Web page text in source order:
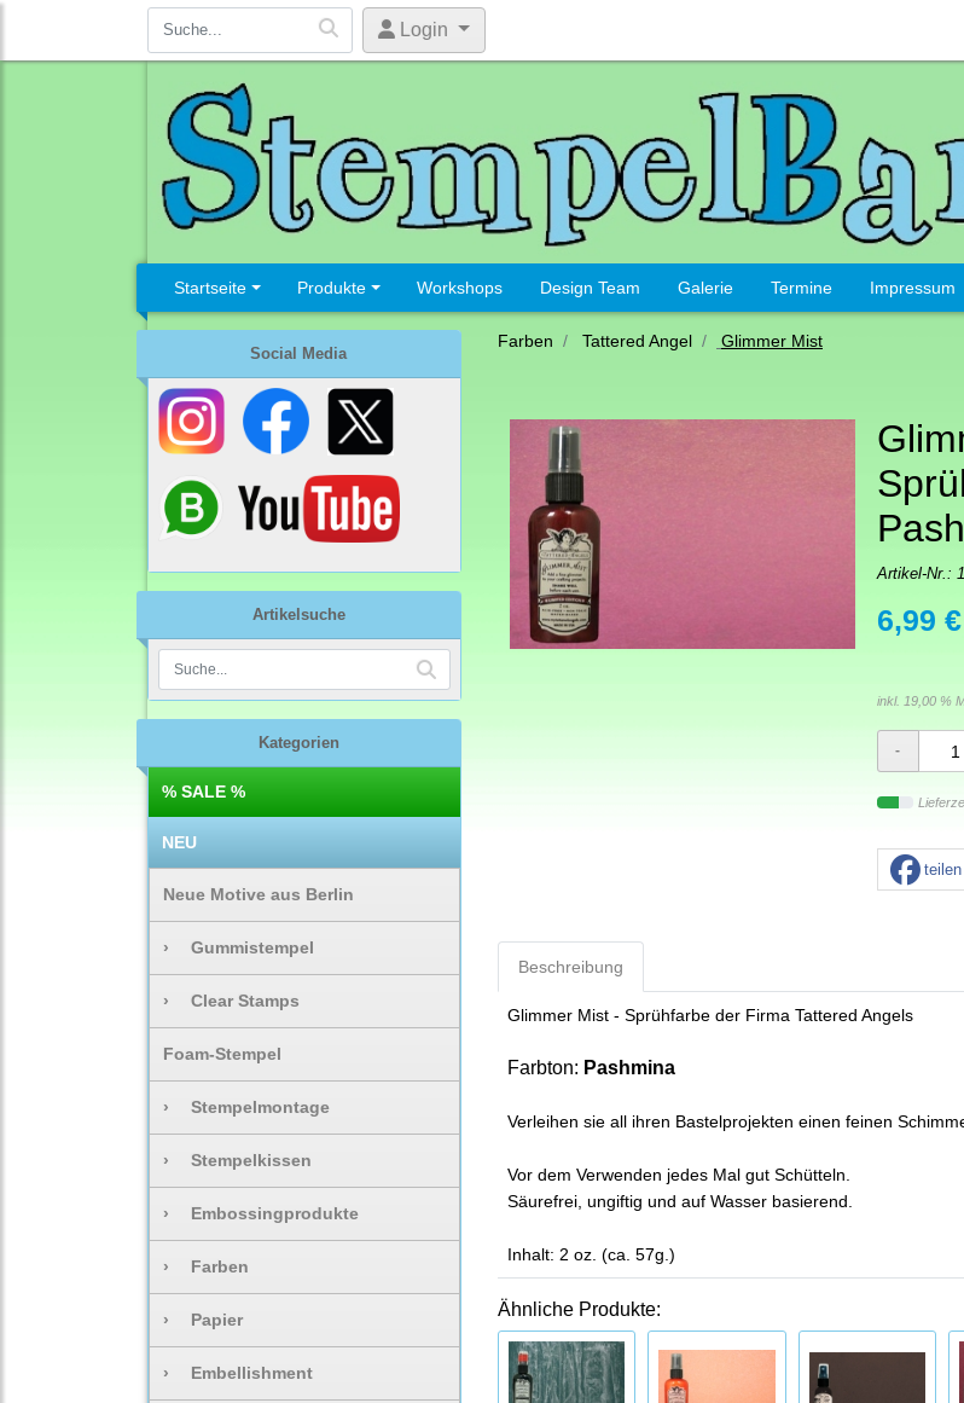
Login
Startseite Produkte Workshops Design Team Galerie Termine Impressum
Social Media
Artikelsuche
Kategorien
% SALE %
NEU
Neue Motive aus Berlin
› Gummistempel
› Clear Stamps
Foam-Stempel
› Stempelmontage
› Stempelkissen
› Embossingprodukte
› Farben
› Papier
› Embellishment
Farben Tattered Angel Glimmer Mist
Artikel-Nr.:
6,99 €
inkl. 19,00 %
teilen
Beschreibung
Glimmer Mist - Sprühfarbe der Firma Tattered Angels
Farbton: Pashmina
Verleihen sie all ihren Bastelprojekten einen feinen
Vor dem Verwenden jedes Mal gut Schütteln.
Säurefrei, ungiftig und auf Wasser basierend.
Inhalt: 2 oz. (ca. 57g.)
Ähnliche Produkte: